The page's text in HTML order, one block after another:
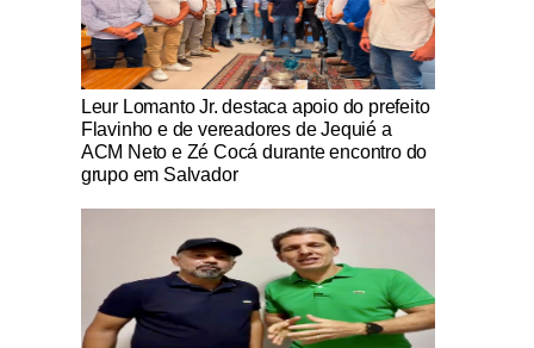
Notícias Católicas
Leur Lomanto Jr. destaca apoio do prefeito
Flavinho e de vereadores de Jequié a
ACM Neto e Zé Cocá durante encontro do
grupo em Salvador